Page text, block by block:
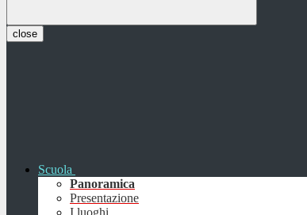
close
Scuola
Panoramica
Presentazione